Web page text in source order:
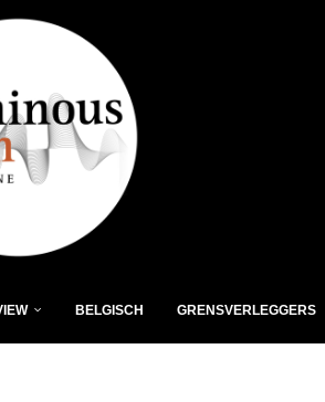
BELGISCH GRENSVERLEGGERS